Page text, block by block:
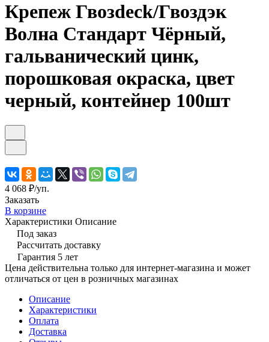
Крепеж Гвозdeck/Гвоздэк
Волна Стандарт Чёрный,
гальванический цинк,
порошковая окраска, цвет
черный, контейнер 100шт
4 068 ₽/уп.
Заказать
В корзине
Характеристики Описание
Под заказ
Рассчитать доставку
Гарантия 5 лет
Цена действительна только для интернет-магазина и может
отличаться от цен в розничных магазинах
Описание
Характеристики
Оплата
Доставка